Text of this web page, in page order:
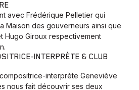
avec Frédérique Pelletier qui
Maison des gouverneurs ainsi que
Hugo Giroux respectivement
INTERPRÈTE & CLUB
interprète Geneviève
nous fait découvrir ses deux